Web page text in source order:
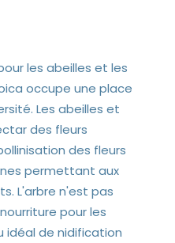
les abeilles et les
occupe une place
Les abeilles et
des fleurs
des fleurs
permettant aux
L'arbre n'est pas
pour les
idéal de nidification